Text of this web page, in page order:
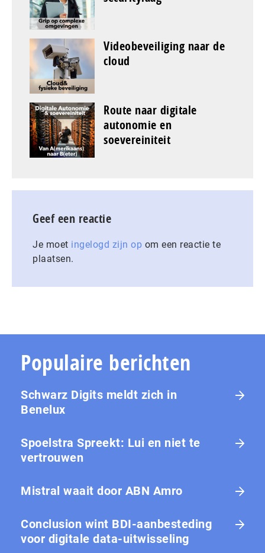
Videobeveiliging naar de
cloud
Route naar digitale
autonomie en
soevereiniteit
Geef een reactie
Je moet ingelogd zijn op om een reactie te
plaatsen.
Populaire berichten
Schwarz Digits meldt zich in
Benelux
Spoelstra Spreekt: Lui en niet te
vertrouwen
Mistral waait door ABN Amro
Conclusion wint BDI-aanbesteding
voor digitale data-uitwisseling